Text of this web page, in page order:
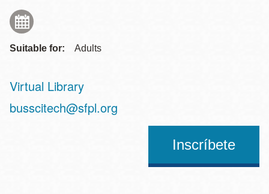
Suitable for: Adults
Virtual Library
Address
busscitech@sfpl.org
Inscríbete